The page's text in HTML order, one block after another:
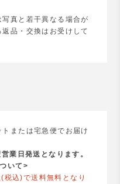
真と若干異なる場合が
品・交換はお受けして
または宅急便でお届け
業日発送となります。
いて>
込)で送料無料となり